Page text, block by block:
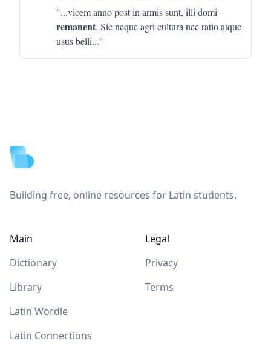
"...vicem anno post in armis sunt, illi domi
remanent. Sic neque agri cultura nec ratio atque
usus belli..."
Building free, online resources for Latin students.
Main
Dictionary
Library
Latin Wordle
Latin Connections
Legal
Privacy
Terms